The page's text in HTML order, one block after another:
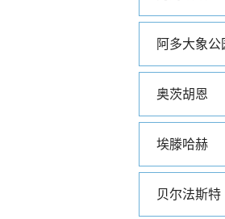
阿多大象公
奥茨胡恩
埃滕哈赫
贝尔法斯特